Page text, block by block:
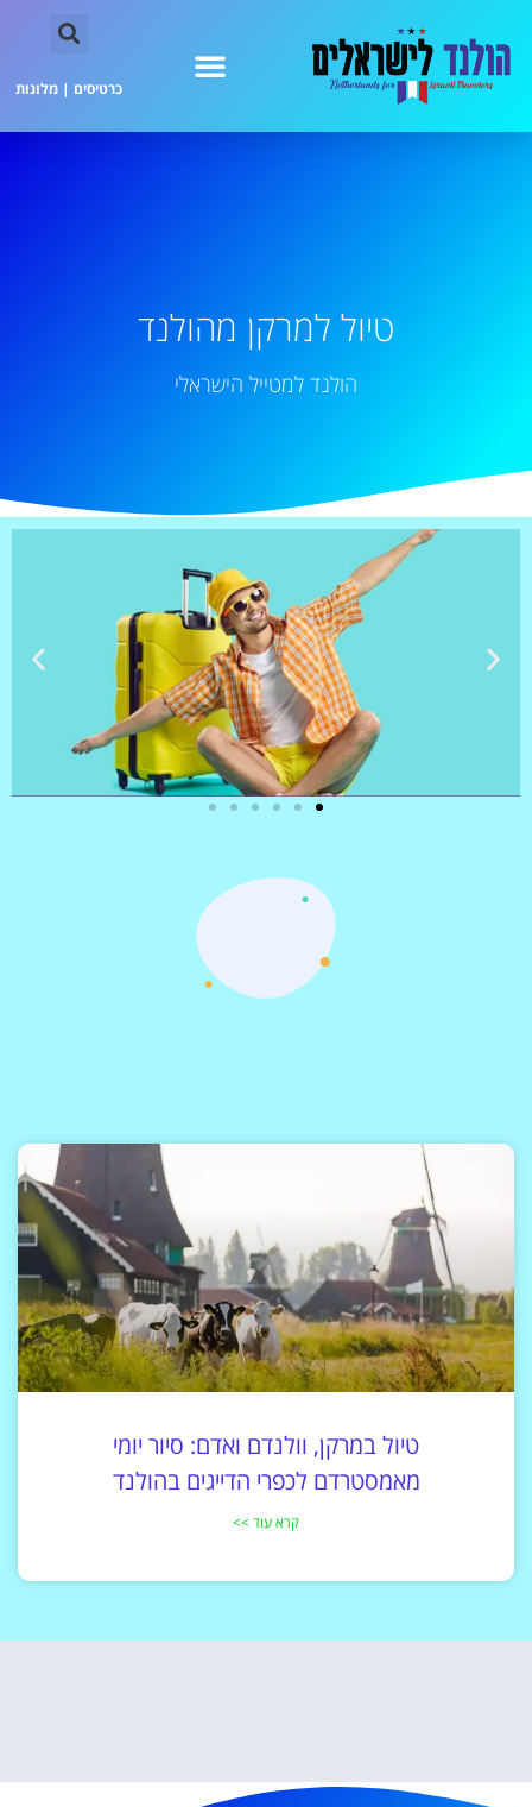
כרטיסים | מלונות
טיול למרקן מהולנד
הולנד למטייל הישראלי
טיול במרקן, וולנדם ואדם: סיור יומי
מאמסטרדם לכפרי הדייגים בהולנד
קרא עוד >>